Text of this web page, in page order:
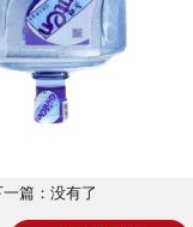
篇：没有了